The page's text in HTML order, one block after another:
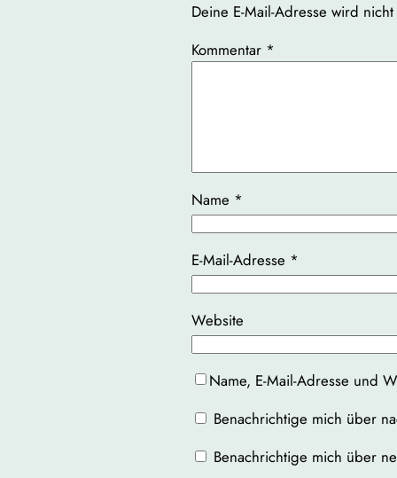
Deine E-Mail-Adresse wird
Kommentar *
Name *
E-Mail-Adresse *
Website
Name, E-Mail-Adresse und
Benachrichtige mich über
Benachrichtige mich über